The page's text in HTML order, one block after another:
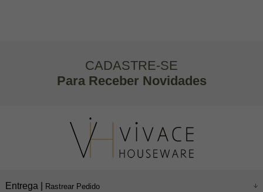
CADASTRE-SE
Para Receber Novidades
Entrega | Rastrear Pedido